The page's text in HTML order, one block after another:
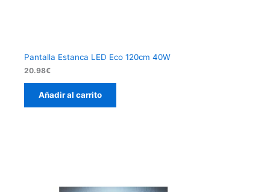
Pantalla Estanca LED Eco 120cm 40W
20.98€
Añadir al carrito